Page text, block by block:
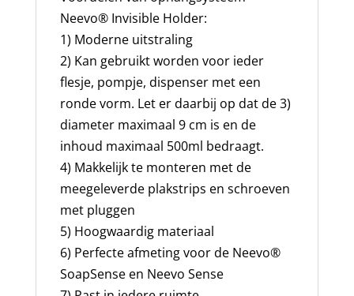
Neevo® Invisible Holder:
1) Moderne uitstraling
2) Kan gebruikt worden voor ieder
flesje, pompje, dispenser met een
ronde vorm. Let er daarbij op dat de 3)
diameter maximaal 9 cm is en de
inhoud maximaal 500ml bedraagt.
4) Makkelijk te monteren met de
meegeleverde plakstrips en schroeven
met pluggen
5) Hoogwaardig materiaal
6) Perfecte afmeting voor de Neevo®
SoapSense en Neevo Sense